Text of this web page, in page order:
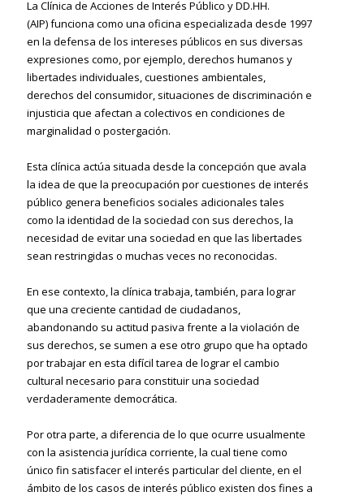
La Clínica de Acciones de Interés Público y DD.HH.
(AIP)funciona como una oficina especializada desde 1997
en la defensa de los intereses públicos en sus diversas
expresiones como, por ejemplo, derechos humanos y
libertades individuales, cuestiones ambientales,
derechos del consumidor, situaciones de discriminación e
injusticia que afectan a colectivos en condiciones de
marginalidad o postergación.
Esta clínica actúa situada desde la concepción que avala
la idea de que la preocupación por cuestiones de interés
público genera beneficios sociales adicionales tales
como la identidad de la sociedad con sus derechos, la
necesidad de evitar una sociedad en que las libertades
sean restringidas o muchas veces no reconocidas.
En ese contexto, la clínica trabaja, también, para lograr
que una creciente cantidad de ciudadanos,
abandonando su actitud pasiva frente a la violación de
sus derechos, se sumen a ese otro grupo que ha optado
por trabajar en esta difícil tarea de lograr el cambio
cultural necesario para constituir una sociedad
verdaderamente democrática.
Por otra parte, a diferencia de lo que ocurre usualmente
con la asistencia jurídica corriente, la cual tiene como
único fin satisfacer el interés particular del cliente, en el
ámbito de los casos de interés público existen dos fines a